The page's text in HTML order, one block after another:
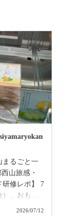
まるごと一
山旅感・
研修レポ】 7
）、おもて
ーの日高順
2026/07/12